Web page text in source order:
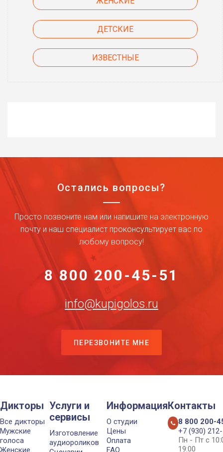
ДЕТСКИЕ
ИЗВЕСТНЫЕ
Остались вопросы?
Просто позвоните нам или напишите на электронную
почту и наш специалист проконсультирует вас по
любому вопросу!
8 800 200-45-51
info@kupigolos.ru
ПЕРЕЗВОНИТЕ МНЕ
Дикторы
Все дикторы
Мужские
голоса
Женские
Услуги и
сервисы
Изготовление
аудиороликов
Информация
О студии
Цены
Оплата
FAQ
Контакты
8 800 200-
+7 (930)
Пн - Пт с
19:00